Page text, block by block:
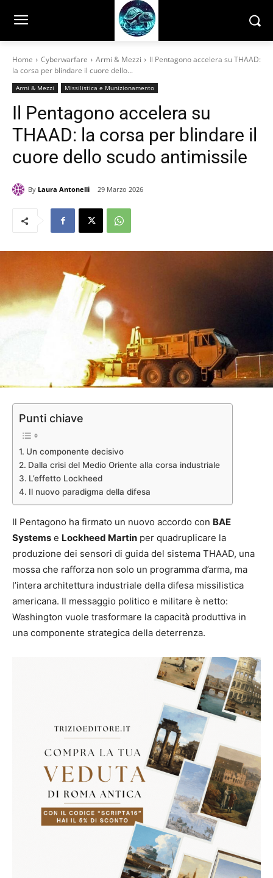
Home Cyberwarfare Armi & Mezzi
Il Pentagono accelera su THAAD:
la corsa per blindare il cuore dello...
Armi & Mezzi Missilistica e Munizionamento
Il Pentagono accelera su
THAAD: la corsa per blindare il
cuore dello scudo antimissile
By Laura Antonelli 29 Marzo 2026
Punti chiave
Un componente decisivo
Dalla crisi del Medio Oriente alla corsa industriale
L’effetto Lockheed
Il nuovo paradigma della difesa
Il Pentagono ha firmato un nuovo accordo con BAE
Systems e Lockheed Martin per quadruplicare la
produzione dei sensori di guida del sistema THAAD, una
mossa che rafforza non solo un programma d’arma, ma
l’intera architettura industriale della difesa missilistica
americana. Il messaggio politico e militare è netto:
Washington vuole trasformare la capacità produttiva in
una componente strategica della deterrenza.